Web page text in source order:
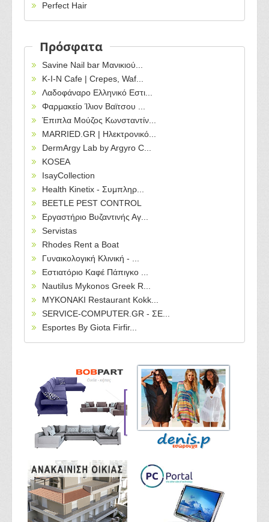
Perfect Hair
Πρόσφατα
Savine Nail bar Μανικιού...
Κ-Ι-Ν Cafe | Crepes, Waf...
Λαδοφάναρο Ελληνικό Εστι...
Φαρμακείο Ίλιον Βαϊτσου ...
Έπιπλα Μούζος Κωνσταντίν...
MARRIED.GR | Ηλεκτρονικό...
DermArgy Lab by Argyro C...
KOSEA
IsayCollection
Health Kinetix - Συμπληρ...
BEETLE PEST CONTROL
Εργαστήριο Βυζαντινής Αγ...
Servistas
Rhodes Rent a Boat
Γυναικολογική Κλινική - ...
Εστιατόριο Καφέ Πάπιγκο ...
Nautilus Mykonos Greek R...
MYKONAKI Restaurant Kokk...
SERVICE-COMPUTER.GR - ΣΕ...
Esportes By Giota Firfir...